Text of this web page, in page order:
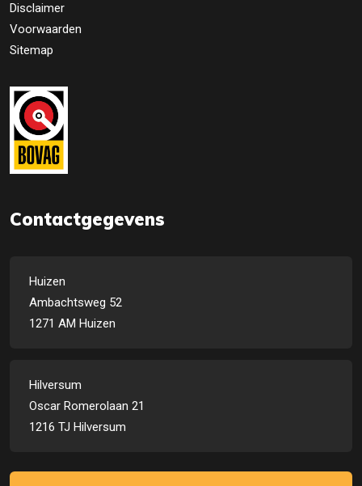
Disclaimer
Voorwaarden
Sitemap
Contactgegevens
Huizen
Ambachtsweg 52
1271 AM Huizen
Hilversum
Oscar Romerolaan 21
1216 TJ Hilversum